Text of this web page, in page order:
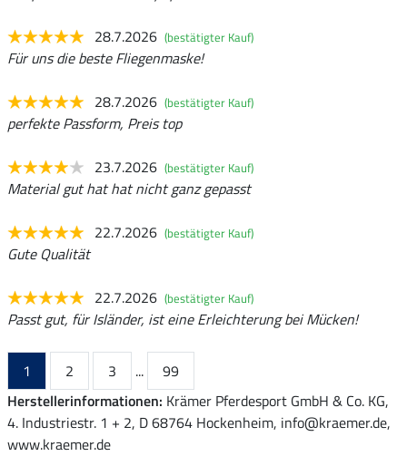
28.7.2026 (bestätigter Kauf)
Für uns die beste Fliegenmaske!
28.7.2026 (bestätigter Kauf)
perfekte Passform, Preis top
23.7.2026 (bestätigter Kauf)
Material gut hat hat nicht ganz gepasst
22.7.2026 (bestätigter Kauf)
Gute Qualität
22.7.2026 (bestätigter Kauf)
Passt gut, für Isländer, ist eine Erleichterung bei Mücken!
1 2 3 ...
99
Herstellerinformationen: Krämer Pferdesport GmbH & Co. KG,
4. Industriestr. 1 + 2, D 68764 Hockenheim, info@kraemer.de,
www.kraemer.de